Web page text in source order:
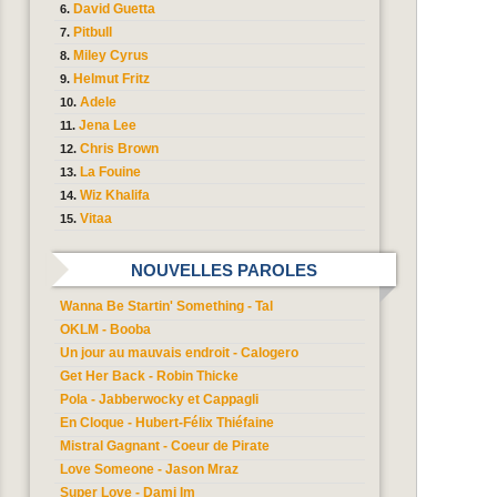
David Guetta
Pitbull
Miley Cyrus
Helmut Fritz
Adele
Jena Lee
Chris Brown
La Fouine
Wiz Khalifa
Vitaa
NOUVELLES PAROLES
Wanna Be Startin' Something - Tal
OKLM - Booba
Un jour au mauvais endroit - Calogero
Get Her Back - Robin Thicke
Pola - Jabberwocky et Cappagli
En Cloque - Hubert-Félix Thiéfaine
Mistral Gagnant - Coeur de Pirate
Love Someone - Jason Mraz
Super Love - Dami Im